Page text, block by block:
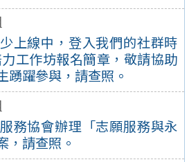
上線中，登入我們的社群時
工作坊報名簡章，敬請協助
踴躍參與，請查照。
務協會辦理「志願服務與永
，請查照。